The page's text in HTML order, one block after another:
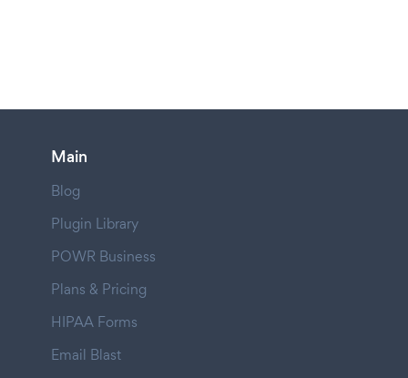
Main
Blog
Plugin Library
POWR Business
Plans & Pricing
HIPAA Forms
Email Blast